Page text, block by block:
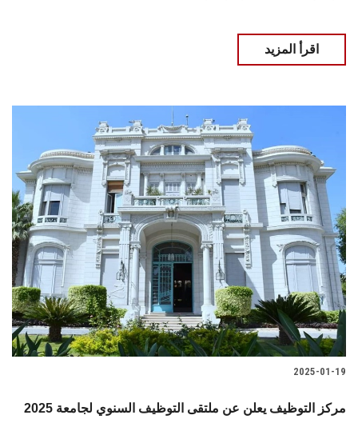
اقرأ المزيد
2025-01-19
2025 مركز التوظيف يعلن عن ملتقى التوظيف السنوي لجامعة